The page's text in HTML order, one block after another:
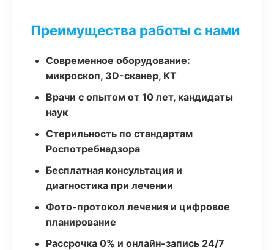
Преимущества работы с нами
Современное оборудование:
микроскоп, 3D-сканер, КТ
Врачи с опытом от 10 лет, кандидаты
наук
Стерильность по стандартам
Роспотребнадзора
Бесплатная консультация и
диагностика при лечении
Фото-протокол лечения и цифровое
планирование
Рассрочка 0% и онлайн-запись 24/7